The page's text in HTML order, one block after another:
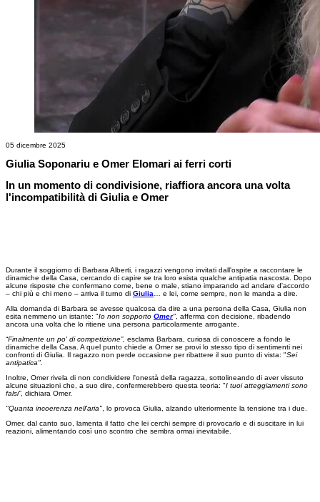
05 dicembre 2025
Giulia Soponariu e Omer Elomari ai ferri corti
In un momento di condivisione, riaffiora ancora una volta
l'incompatibilità di Giulia e Omer
Durante il soggiorno di Barbara Alberti, i ragazzi vengono invitati dall'ospite a raccontare le
dinamiche della Casa, cercando di capire se tra loro esista qualche antipatia nascosta. Dopo
alcune risposte che confermano come, bene o male, stiano imparando ad andare d'accordo
– chi più e chi meno – arriva il turno di Giulia… e lei, come sempre, non le manda a dire.
Alla domanda di Barbara se avesse qualcosa da dire a una persona della Casa, Giulia non
esita nemmeno un istante: "Io non sopporto Omer", afferma con decisione, ribadendo
ancora una volta che lo ritiene una persona particolarmente arrogante.
“Finalmente un po' di competizione”, esclama Barbara, curiosa di conoscere a fondo le
dinamiche della Casa. A quel punto chiede a Omer se provi lo stesso tipo di sentimenti nei
confronti di Giulia. Il ragazzo non perde occasione per ribattere il suo punto di vista: "Sei
antipatica".
Inoltre, Omer rivela di non condividere l'onestà della ragazza, sottolineando di aver vissuto
alcune situazioni che, a suo dire, confermerebbero questa teoria: "I tuoi atteggiamenti sono
falsi”, dichiara Omer.
"Quanta incoerenza nell'aria", lo provoca Giulia, alzando ulteriormente la tensione tra i due.
Omer, dal canto suo, lamenta il fatto che lei cerchi sempre di provocarlo e di suscitare in lui
reazioni, alimentando così uno scontro che sembra ormai inevitabile.